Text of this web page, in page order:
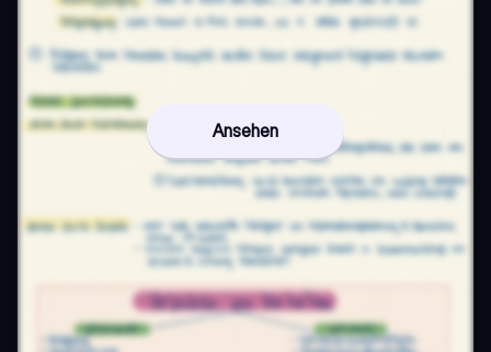
Ansehen